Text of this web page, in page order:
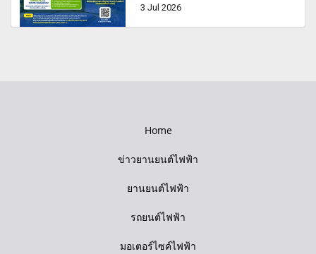
3 Jul 2026
Home
ข่าวยานยนต์ไฟฟ้า
ยานยนต์ไฟฟ้า
รถยนต์ไฟฟ้า
มอเตอร์ไซค์ไฟฟ้า